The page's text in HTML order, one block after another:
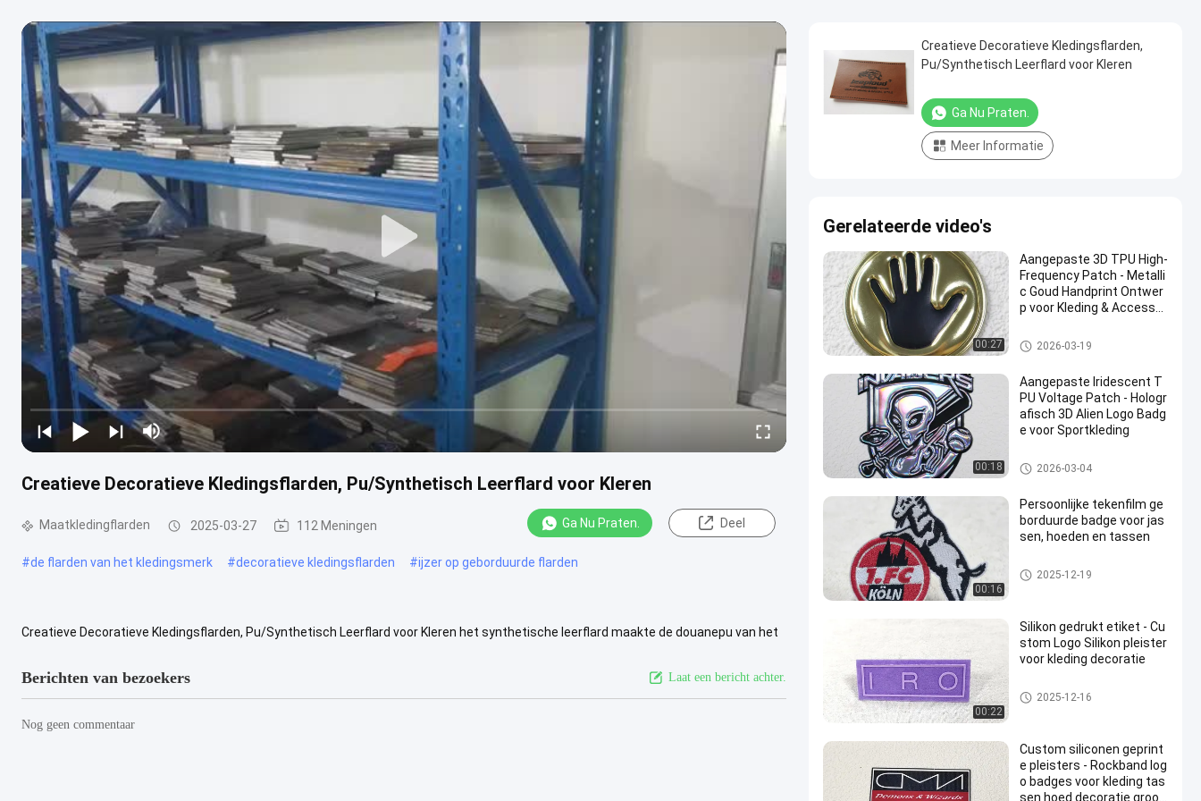
Creatieve Decoratieve Kledingsflarden, Pu/Synthetisch Leerflard voor Kleren
Maatkledingflarden 2025-03-27 112 Meningen Ga Nu Praten. Deel
#de flarden van het kledingsmerk #decoratieve kledingsflarden #ijzer op geborduurde flarden
Creatieve Decoratieve Kledingsflarden, Pu/Synthetisch Leerflard voor Kleren het synthetische leerflard maakte de douanepu van het
Berichten van bezoekers Laat een bericht achter.
Nog geen commentaar
Creatieve Decoratieve Kledingsflarden,
Pu/Synthetisch Leerflard voor Kleren
Ga Nu Praten.
Meer Informatie
Gerelateerde video's
00:27
Aangepaste 3D TPU High-
Frequency Patch - Metalli
c Goud Handprint Ontwer
p voor Kleding & Accessoi
Maatkledingflarden
2026-03-19
00:18
Aangepaste Iridescent T
PU Voltage Patch - Hologr
afisch 3D Alien Logo Badg
e voor Sportkleding
Maatkledingflarden
2026-03-04
00:16
Persoonlijke tekenfilm ge
borduurde badge voor jas
sen, hoeden en tassen
Maatkledingflarden
2025-12-19
00:22
Silikon gedrukt etiket - Cu
stom Logo Silikon pleister
voor kleding decoratie
Maatkledingflarden
2025-12-16
Custom siliconen geprint
e pleisters - Rockband log
o badges voor kleding tas
sen hoed decoratie groot